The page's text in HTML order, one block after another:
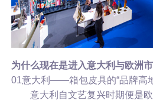
为什么现在是进入意大利与欧洲
01意大利——箱包皮具的“品牌高
意大利自文艺复兴时期便是欧